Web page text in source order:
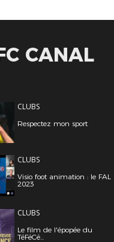
CANAL
CLUBS
Respectez mon sport
CLUBS
Visio foot animation : le FAL
2023
CLUBS
Le film de l'épopée du
TéFéCé...